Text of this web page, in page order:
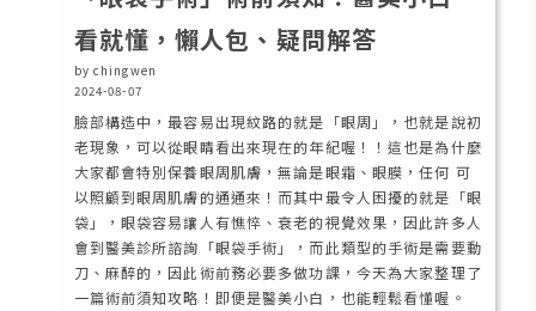
看就懂，懶人包、疑問解答
by chingwen
2024-08-07
臉部構造中，最容易出現紋路的就是「眼周」，也就是說初
老現象，可以從眼睛看出來現在的年紀喔！！這也是為什麼
大家都會特別保養眼周肌膚，無論是眼霜、眼膜，任何 可
以照顧到眼周肌膚的通通來！而其中最令人困擾的就是「眼
袋」，眼袋容易讓人有憔悴、衰老的視覺效果，因此許多人
會到醫美診所諮詢「眼袋手術」，而此類型的手術是需要動
刀、麻醉的，因此術前務必要多做功課，今天為大家整理了
一篇術前須知攻略！即便是醫美小白，也能輕鬆看懂喔。